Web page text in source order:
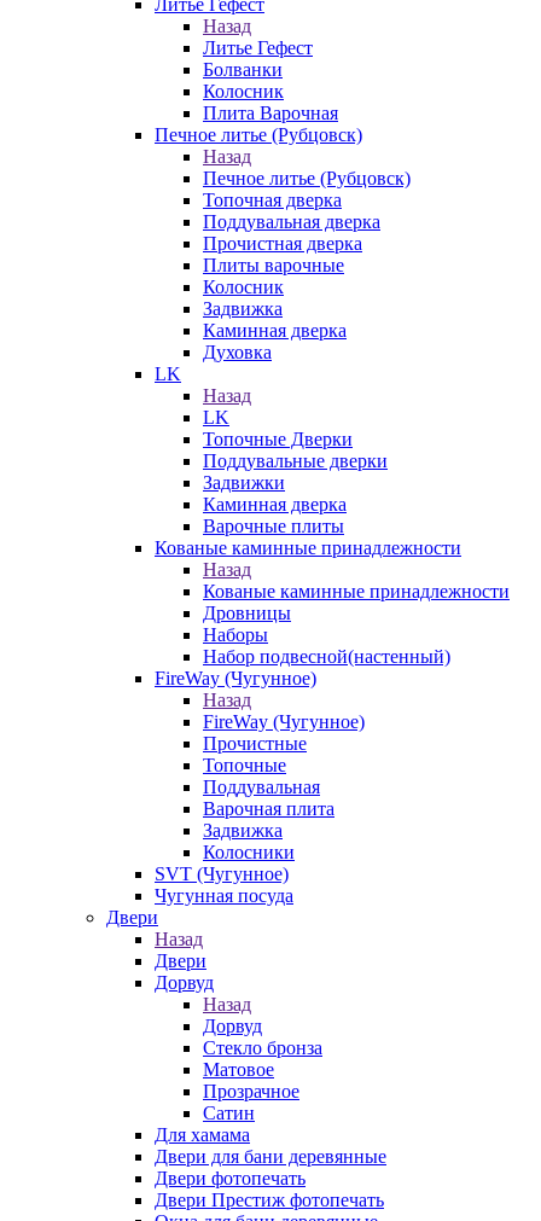
Литье Гефест
Назад
Литье Гефест
Болванки
Колосник
Плита Варочная
Печное литье (Рубцовск)
Назад
Печное литье (Рубцовск)
Топочная дверка
Поддувальная дверка
Прочистная дверка
Плиты варочные
Колосник
Задвижка
Каминная дверка
Духовка
LK
Назад
LK
Топочные Дверки
Поддувальные дверки
Задвижки
Каминная дверка
Варочные плиты
Кованые каминные принадлежности
Назад
Кованые каминные принадлежности
Дровницы
Наборы
Набор подвесной(настенный)
FireWay (Чугунное)
Назад
FireWay (Чугунное)
Прочистные
Топочные
Поддувальная
Варочная плита
Задвижка
Колосники
SVT (Чугунное)
Чугунная посуда
Двери
Назад
Двери
Дорвуд
Назад
Дорвуд
Стекло бронза
Матовое
Прозрачное
Сатин
Для хамама
Двери для бани деревянные
Двери фотопечать
Двери Престиж фотопечать